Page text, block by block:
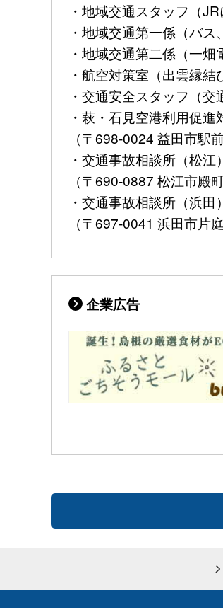
・地域交通スタッフ（
・地域交通第一係（バ
・地域交通第二係（一
・航空対策室（出雲縁
・交通安全スタッフ（
・萩・石見空港利用促
（〒698-0024 益田市駅
・交通事故相談所（松
（〒690-0887 松江市殿
・交通事故相談所（浜
（〒697-0041 浜田市片
企業広告